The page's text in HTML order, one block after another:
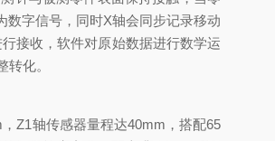
字信号，同时X轴会同步记录移动
接收，软件对原始数据进行数学运
化。
Z1轴传感器量程达40mm，搭配65